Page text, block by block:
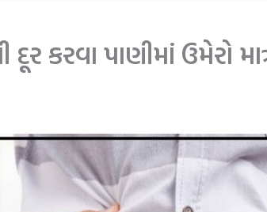
કરવા પાણીમાં ઉમેરો